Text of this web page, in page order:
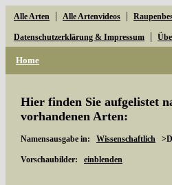
Alle Arten | Alle Artenvideos |
Datenschutzerklärung & Impressum |
Home
Hier finden Sie aufgelistet
vorhandenen Arten:
Namensausgabe in: Wissenschaftlich
Vorschaubilder: einblenden